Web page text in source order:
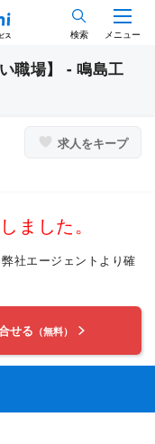
検索 メニュー
職場】 - 鳴島工
求人をキープ
ました。
社エージェントより確
せる （無料）